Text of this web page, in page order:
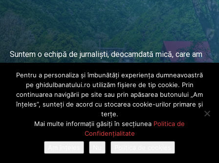
Suntem o echipă de jurnaliști, deocamdată mică, care am
ani.
© Ghidul Banatului 2025. Toate drepturile rezervate · Dezvoltat de
Power Media FX
Pentru a personaliza și îmbunătăți experiența dumneavoastră
pe ghidulbanatului.ro utilizăm fișiere de tip cookie. Prin
continuarea navigării pe site sau prin apăsarea butonului „Am
înțeles”, sunteți de acord cu stocarea cookie-urilor primare și
terțe.
Mai multe informații găsiți în secțiunea Politica de
Confidențialitate